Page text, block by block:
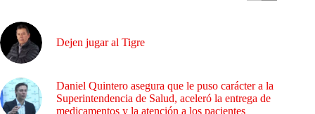
Dejen jugar al Tigre
Daniel Quintero asegura que le puso carácter a la
Superintendencia de Salud, aceleró la entrega de
medicamentos y la atención a los pacientes